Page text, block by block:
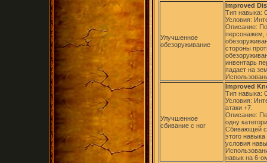
Улучшенное
обезоруживание
Improved
Тип навыка:
Условия:
Описание:
стороны
инвентарь
падает на
Улучшенное
сбивание с ног
Improved
Тип навыка:
Условия:
атаки +7.
Описание:
одну
Сбивающей с
этого
условия
навык на 6-